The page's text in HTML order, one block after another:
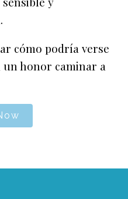
cómo podría verse
honor caminar a